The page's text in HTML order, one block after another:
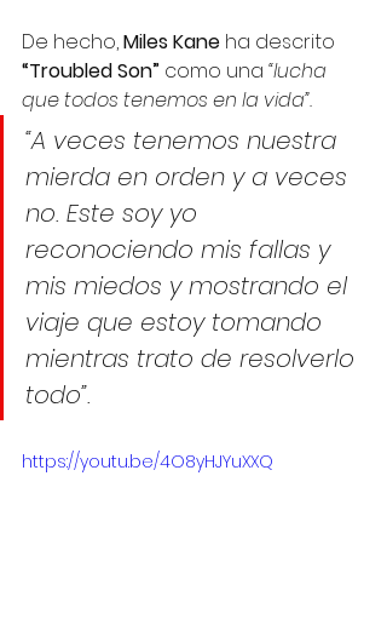
De hecho, Miles Kane ha descrito
“Troubled Son” como una “lucha
que todos tenemos en la vida”.
“A veces tenemos nuestra
mierda en orden y a veces
no. Este soy yo
reconociendo mis fallas y
mis miedos y mostrando el
viaje que estoy tomando
mientras trato de resolverlo
todo”.
https://youtu.be/4O8yHJYuXXQ